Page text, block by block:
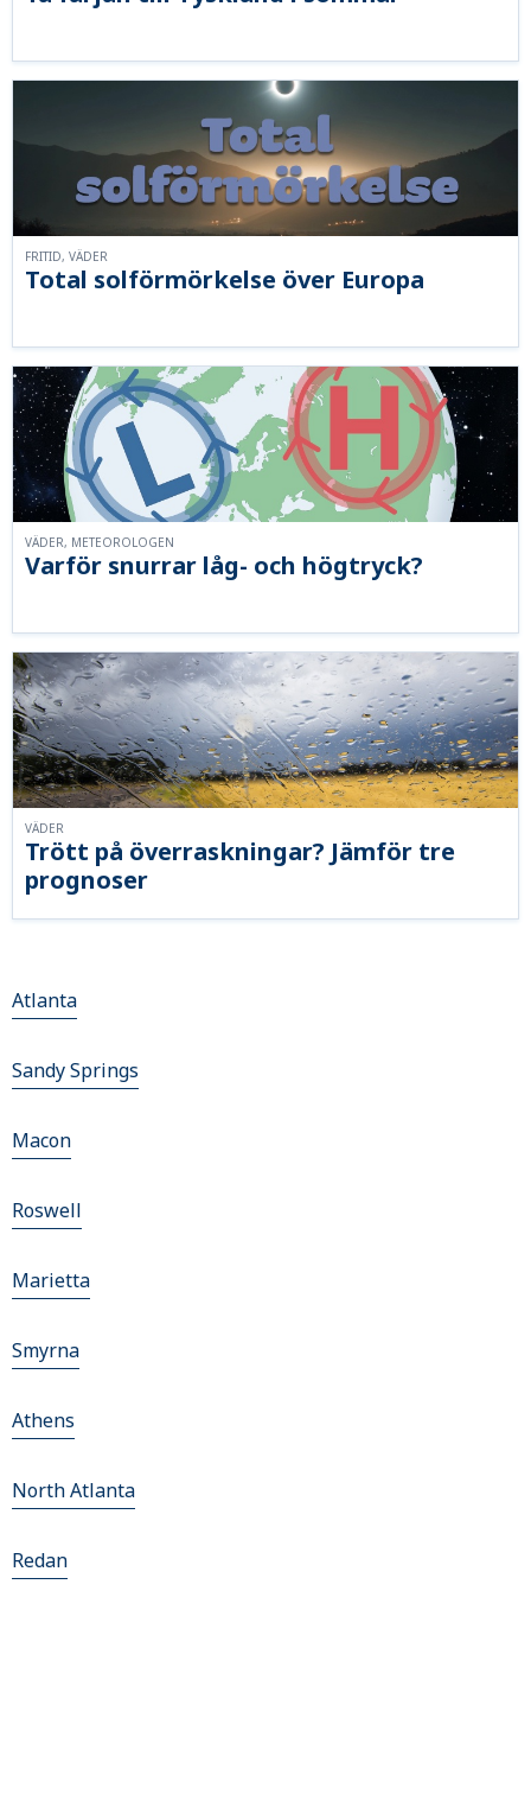
Total solförmörkelse över Europa
FRITID, VÄDER
Varför snurrar låg- och högtryck?
VÄDER, METEOROLOGEN
Trött på överraskningar? Jämför tre
prognoser
VÄDER
Atlanta
Sandy Springs
Macon
Roswell
Marietta
Smyrna
Athens
North Atlanta
Redan